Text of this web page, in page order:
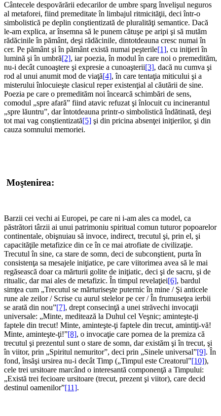
Cântecele despovărării edecarilor de umbre sparg învelişul neguros
al metaforei, fiind premeditate în limbajul ritmicităţii, deci într-o
simbolistică pe deplin conştientizată de pluralităţi semantice. Dacă
le-am explica, ar însemna să le punem cătuşe pe aripi şi să mutăm
rădăcinile în pământ, deşi rădăcinile, dintotdeauna cresc numai în
cer. Pe pământ şi în pământ există numai peşterile[1], cu iniţieri în
lumină şi în umbră[2], iar poezia, în modul în care noi o premedităm,
nu-i decât cunoaştere şi expresie a cunoaşterii[3], dacă nu cumva şi
rod al unui anumit mod de viaţă[4], în care tentaţia miticului şi a
misterului înlocuieşte clasicul reper existenţial al căutării de sine.
Poezia pe care o premedităm noi încearcă schimbări de sens,
comodul „spre afară” fiind atavic refuzat şi înlocuit cu incinerantul
„spre lăuntru”, dar întotdeauna printr-o simbolistică îndătinată, deşi
tot mai vag conştientizată[5] şi din pricina absenţei iniţierilor, şi din
cauza somnului memoriei.
Moştenirea:
Barzii cei vechi ai Europei, pe care ni i-am ales ca model, ca
păstrători târzii ai unui patrimoniu spiritual comun tuturor popoarelor
continentale, obişnuiau să invoce, indirect, trecutul şi, prin el, şi
capacităţile metafizice din ce în ce mai atrofiate de civilizaţie.
Trecutul în sine, ca stare de somn, deci de subconştient, purta în
consistenţa sa mesajele iniţiatice, pe care viitorimea avea să le mai
regăsească doar ca mărturii golite de iniţiatic, deci şi de sacru, şi de
ritualic, dar mai ales de metafizic. În timpul revelaţiei[6], bardul
simţea cum „Trecutul se mărturiseşte puternic în mine / Şi anticele
rune ale zeilor / Scrise cu aurul stelelor pe cer / În frumuseţea ierbii
se arată din nou”[7], drept consecinţă a unei străvechi invocaţii
universale: „Minte, meditează la Duhul cel Veşnic; aminteşte-ţi
faptele din trecut! Minte, aminteşte-ţi faptele din trecut, amintiţi-vă!
Minte, aminteşte-ţi!”[8], o invocaţie care pornea de la premiza că
trecutul şi prezentul sunt o stare de somn, dar existăm şi în trecut, şi
în viitor, prin „Spiritul nemuritor”, deci prin „Sinele universal”[9]. În
fond, însăşi ursirea nu-i decât Timp („Timpul este Creatorul”[10]),
cele trei ursitoare marcând o interesantă componenţă a Timpului:
„Există trei fecioare ursitoare (trecut, prezent şi viitor), care decid
destinul oamenilor”[11].